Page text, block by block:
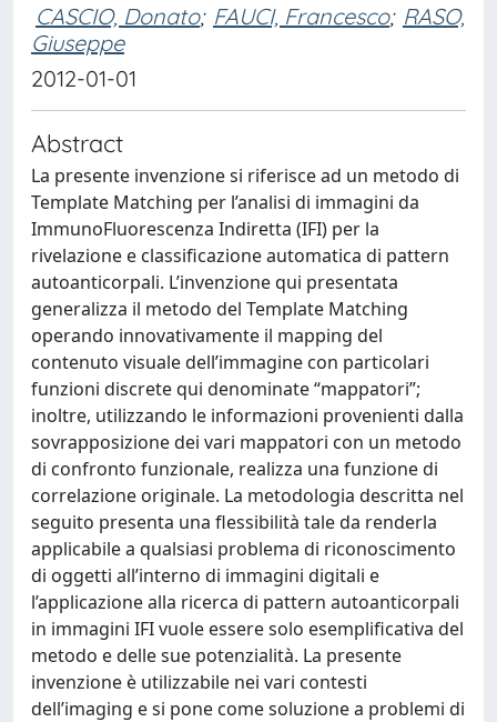
CASCIO, Donato; FAUCI, Francesco; RASO,
Giuseppe
2012-01-01
Abstract
La presente invenzione si riferisce ad un metodo di
Template Matching per l’analisi di immagini da
ImmunoFluorescenza Indiretta (IFI) per la
rivelazione e classificazione automatica di pattern
autoanticorpali. L’invenzione qui presentata
generalizza il metodo del Template Matching
operando innovativamente il mapping del
contenuto visuale dell’immagine con particolari
funzioni discrete qui denominate “mappatori”;
inoltre, utilizzando le informazioni provenienti dalla
sovrapposizione dei vari mappatori con un metodo
di confronto funzionale, realizza una funzione di
correlazione originale. La metodologia descritta nel
seguito presenta una flessibilità tale da renderla
applicabile a qualsiasi problema di riconoscimento
di oggetti all’interno di immagini digitali e
l’applicazione alla ricerca di pattern autoanticorpali
in immagini IFI vuole essere solo esemplificativa del
metodo e delle sue potenzialità. La presente
invenzione è utilizzabile nei vari contesti
dell’imaging e si pone come soluzione a problemi di